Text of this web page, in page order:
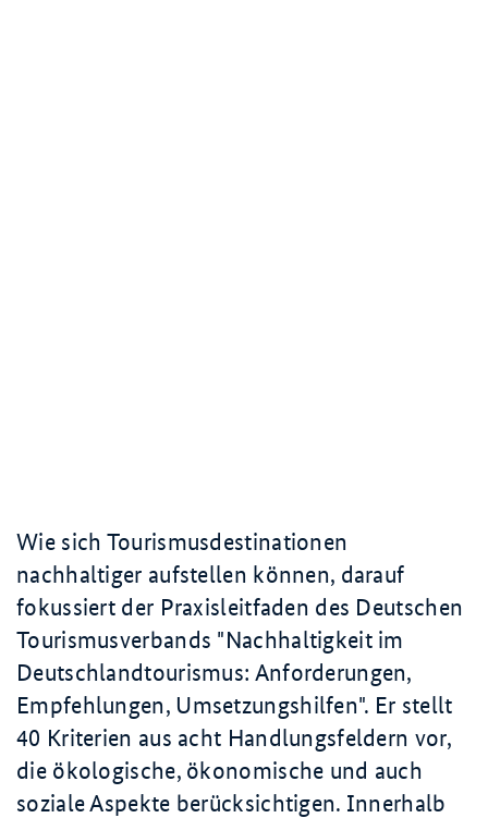
Wie sich Tourismusdestinationen
nachhaltiger aufstellen können, darauf
fokussiert der Praxisleitfaden des Deutschen
Tourismusverbands "Nachhaltigkeit im
Deutschlandtourismus: Anforderungen,
Empfehlungen, Umsetzungshilfen". Er stellt
40 Kriterien aus acht Handlungsfeldern vor,
die ökologische, ökonomische und auch
soziale Aspekte berücksichtigen. Innerhalb